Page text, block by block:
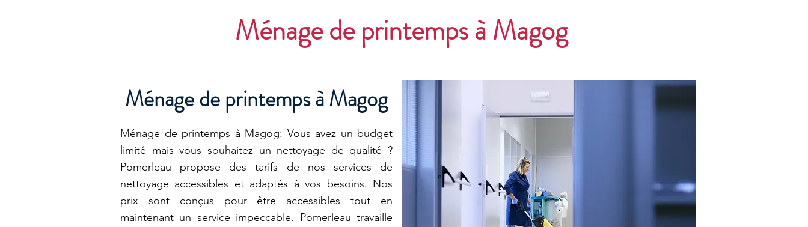
Ménage de printemps à Magog
Ménage de printemps à Magog
Ménage de printemps à Magog: Vous avez un budget
limité mais vous souhaitez un nettoyage de qualité ?
Pomerleau propose des tarifs de nos services de
nettoyage accessibles et adaptés à vos besoins. Nos
prix sont conçus pour être accessibles tout en
maintenant un service impeccable. Pomerleau travaille